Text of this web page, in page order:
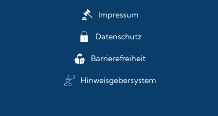
Impressum
Datenschutz
Barrierefreiheit
Hinweisgebersystem